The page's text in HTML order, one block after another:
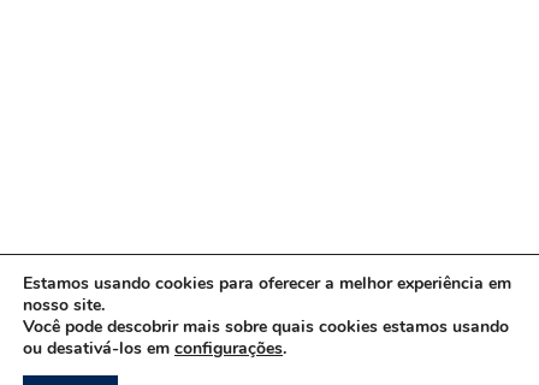
Copyright © 2026 www.ACORDA DF
Estamos usando cookies para oferecer a melhor experiência em
nosso site.
Você pode descobrir mais sobre quais cookies estamos usando
ou desativá-los em configurações.